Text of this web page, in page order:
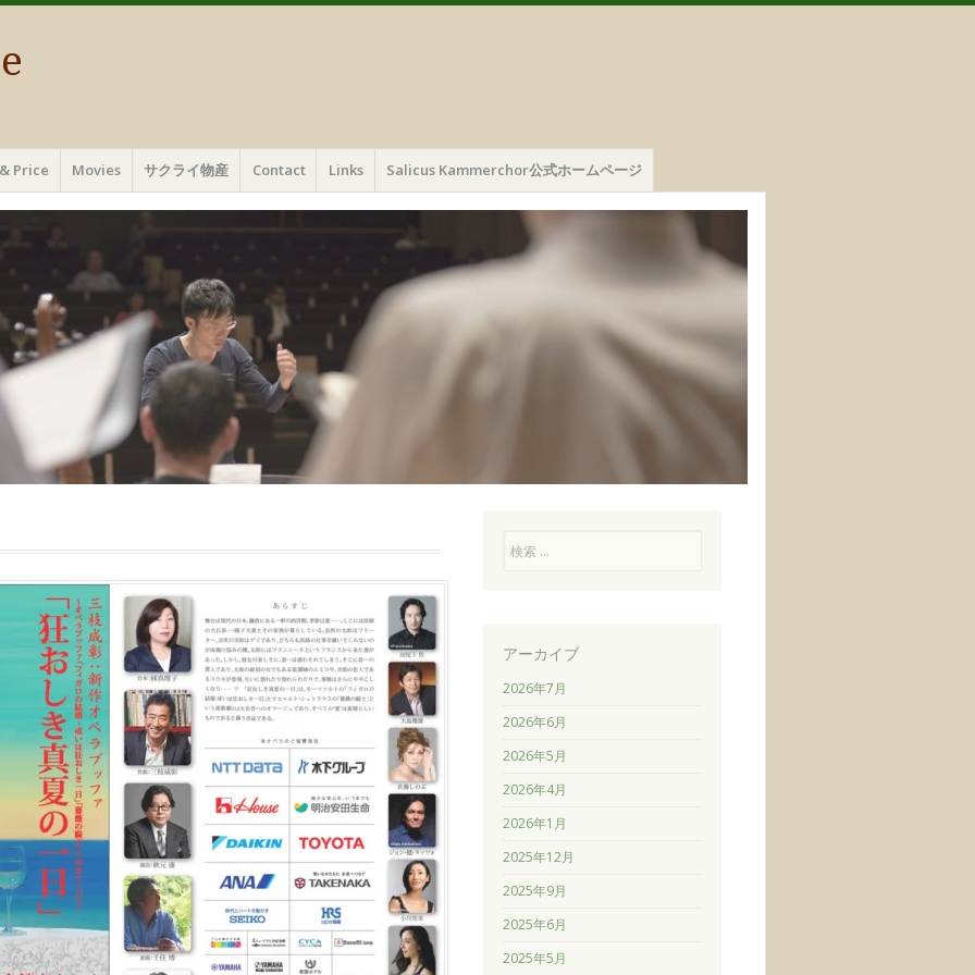
Price Movies サクライ物産 Contact Links Salicus Kammerchor公式ホームページ
索
アーカイブ
2026年7月
2026年6月
2026年5月
2026年4月
2026年1月
2025年12月
2025年9月
2025年6月
2025年5月